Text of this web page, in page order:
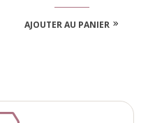
AJOUTER AU PANIER